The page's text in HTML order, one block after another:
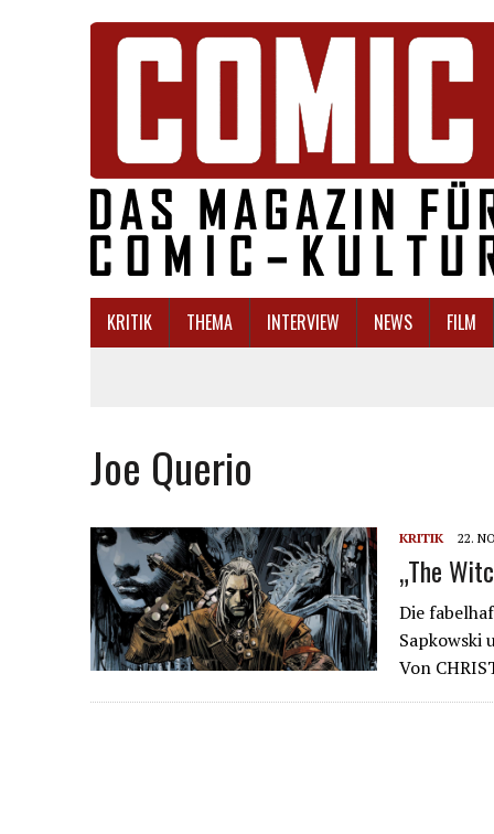
KRITIK THEMA INTERVIEW NEWS FILM
Joe Querio
KRITIK 22.
„The
Die
Sapkowski
Von